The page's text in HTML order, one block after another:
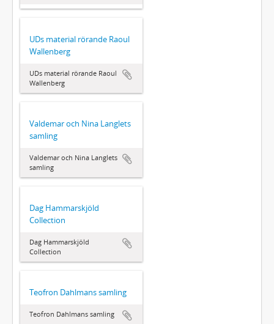
UDs material rörande Raoul
Wallenberg
UDs material rörande Raoul
Wallenberg
Valdemar och Nina Langlets
samling
Valdemar och Nina Langlets
samling
Dag Hammarskjöld
Collection
Dag Hammarskjöld
Collection
Teofron Dahlmans samling
Teofron Dahlmans samling